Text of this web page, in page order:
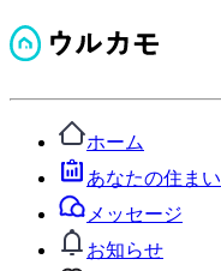
ホーム
あなたの住まい
メッセージ
お知らせ